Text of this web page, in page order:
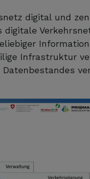
digital und
Infrastruktur